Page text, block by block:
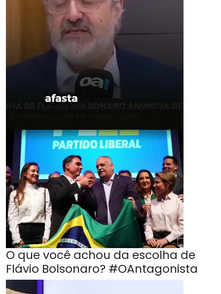
O que você achou da escolha de
Flávio Bolsonaro? #OAntagonista